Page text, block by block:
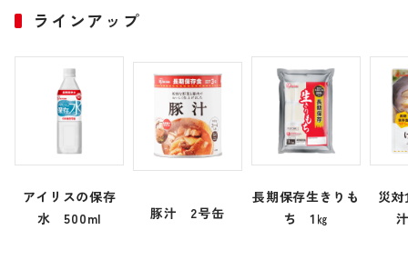
ラインアップ
アイリスの保存
水 500ml
豚汁 2号缶
長期保存生きりも
ち 1㎏
災